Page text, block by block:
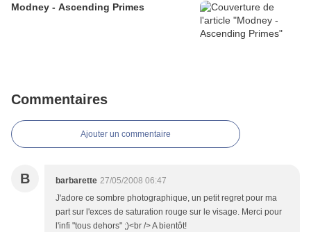
Modney - Ascending Primes
Commentaires
Ajouter un commentaire
B barbarette 27/05/2008 06:47
J'adore ce sombre photographique, un petit regret pour ma
part sur l'exces de saturation rouge sur le visage. Merci pour
l'infi "tous dehors" ;)<br /> A bientôt!